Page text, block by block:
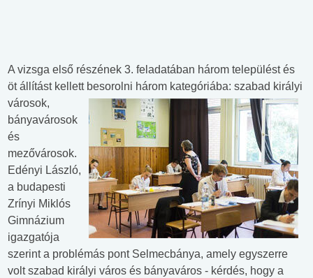
A vizsga első részének 3. feladatában három települést és
öt állítást kellett besorolni három kategóriába: szabad királyi
városok,
bányavárosok
és
mezővárosok.
Edényi László,
a budapesti
Zrínyi Miklós
Gimnázium
igazgatója
szerint a problémás pont Selmecbánya, amely egyszerre
volt szabad királyi város és bányaváros - kérdés, hogy a